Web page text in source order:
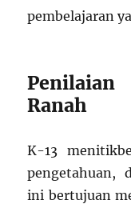
pembelajaran
Ranah
K-13
pengetahuan,
ini bertujuan